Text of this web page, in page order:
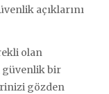
açıklarını
olan
güvenlik bir
gözden